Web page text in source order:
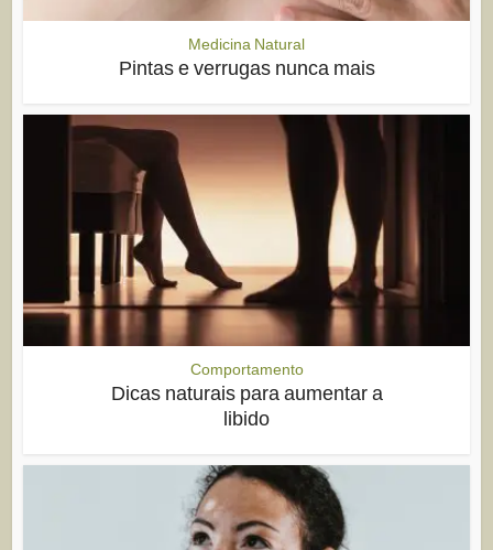
Medicina Natural
Pintas e verrugas nunca mais
Comportamento
Dicas naturais para aumentar a
libido